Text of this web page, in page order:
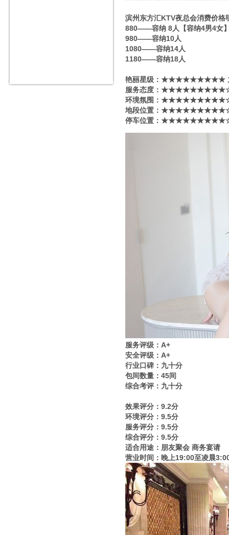
滨州东方汇KTV夜总会消费价格
880——容纳 8人【容纳4男4女
980——容纳10人
1080——容纳14人
1180——容纳18人
艳丽星级​‌‌：★★★★★★★★★
服务态度：★★★★★★★★★☆
环境氛围：★★★★★★★★★☆
地段位置：★★★★★★★★★☆
停车位置：★★★★★★★★★☆
服务评级：A+
安全评级：A+
行业口碑：九十分
包间数量：45间
综合考评：九十分
效果评分：9.2分
环境评分：9.5分
服务评分：9.5分
综合评分：9.5分
适合用途：朋友聚会 商务宴请
营业时间：晚上19:00至凌晨